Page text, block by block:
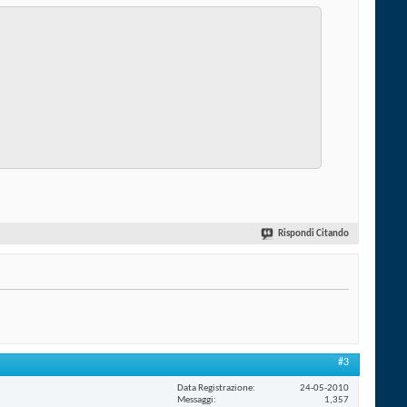
Rispondi Citando
#3
Data Registrazione
24-05-2010
Messaggi
1,357